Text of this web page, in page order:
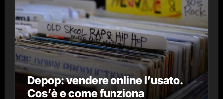
Depop: vendere online l’usato.
Cos’è e come funziona